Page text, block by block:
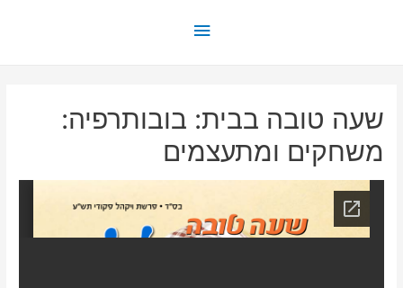
תפריט
שעה טובה בבית: בובותרפיה:
משחקים ומתעצמים